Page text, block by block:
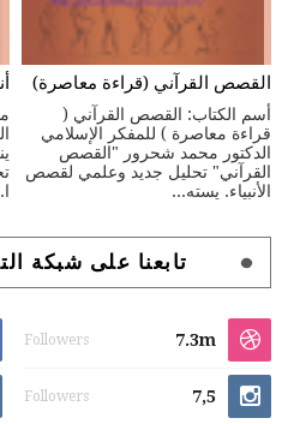
القصص القرآني (قراءة معاصرة)
أسم الكتاب: القصص القرآني (
قراءة معاصرة ) للمفكر الإسلامي
الدكتور محمد شحرور "القصص
القرآني" تحليل جديد وعلمي لقصص
الأنبياء. يسته...
تابعنا على شبكة
7.3m
Followers
7,5
Followers